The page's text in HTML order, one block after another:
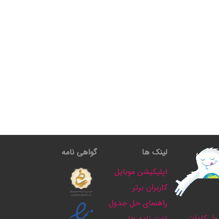
لینک ها
اپلیکیشن موبایل
کاربران برتر
راهنمای حل جدول
گواهی نامه